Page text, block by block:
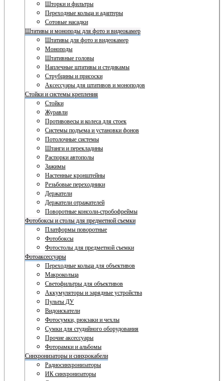
Шторки и фильтры
Переходные кольца и адаптеры
Сотовые насадки
Штативы и моноподы для фото и видеокамер
Штативы для фото и видеокамер
Моноподы
Штативные головы
Наплечные штативы и стедикамы
Струбцины и присоски
Аксессуары для штативов и моноподов
Стойки и системы крепления
Стойки
Журавли
Противовесы и колеса для стоек
Системы подъема и установки фонов
Потолочные системы
Штанги и перекладины
Распорки автополы
Зажимы
Настенные кронштейны
Резьбовые переходники
Держатели
Держатели отражателей
Поворотные консоли-стробофреймы
Фотобоксы и столы для предметной съемки
Платформы поворотные
Фотобоксы
Фотостолы для предметной съемки
Фотоаксессуары
Переходные кольца для объективов
Макрокольца
Светофильтры для объективов
Аккумуляторы и зарядные устройства
Пульты ДУ
Видоискатели
Фотосумки, рюкзаки и чехлы
Сумки для студийного оборудования
Прочие аксессуары
Фоторамки и альбомы
Синхронизаторы и синхрокабели
Радиосинхронизаторы
ИК синхронизаторы